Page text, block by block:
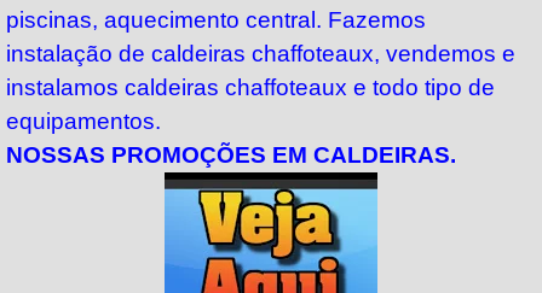
piscinas, aquecimento central. Fazemos
instalação de caldeiras chaffoteaux, vendemos e
instalamos caldeiras chaffoteaux e todo tipo de
equipamentos.
NOSSAS PROMOÇÕES EM CALDEIRAS.